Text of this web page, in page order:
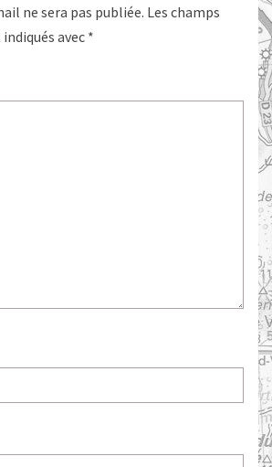
ne sera pas publiée. Les champs
avec *